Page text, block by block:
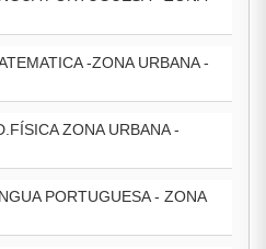
-ZONA URBANA -
ZONA URBANA -
PORTUGUESA - ZONA